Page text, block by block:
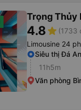
Trọng Thủy
4.8star (1733
Limousine 24
Siêu thị Đá
11h5m
Văn phòng